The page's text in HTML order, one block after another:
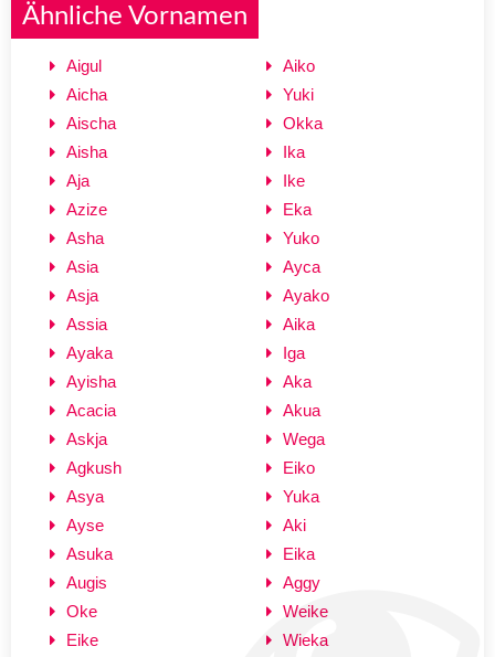
Ähnliche Vornamen
Aigul
Aicha
Aischa
Aisha
Aja
Azize
Asha
Asia
Asja
Assia
Ayaka
Ayisha
Acacia
Askja
Agkush
Asya
Ayse
Asuka
Augis
Oke
Eike
Aiko
Yuki
Okka
Ika
Ike
Eka
Yuko
Ayca
Ayako
Aika
Iga
Aka
Akua
Wega
Eiko
Yuka
Aki
Eika
Aggy
Weike
Wieka